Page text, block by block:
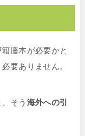
謄本が必要かと
要ありません。
そう 海外への引